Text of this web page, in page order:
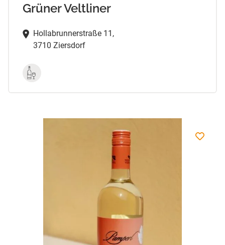
Grüner Veltliner
Hollabrunnerstraße 11,
3710 Ziersdorf